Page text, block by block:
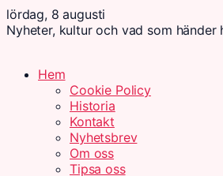
lördag, 8 augusti
Nyheter, kultur och vad som händer
Hem
Cookie Policy
Historia
Kontakt
Nyhetsbrev
Om oss
Tipsa oss